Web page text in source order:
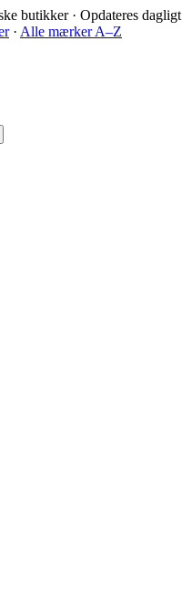
butikker · Opdateres dagligt
· Alle mærker A–Z